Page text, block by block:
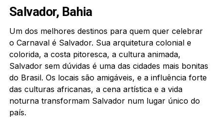
Salvador, Bahia
Um dos melhores destinos para quem quer celebrar
o Carnaval é Salvador. Sua arquitetura colonial e
colorida, a costa pitoresca, a cultura animada,
Salvador sem dúvidas é uma das cidades mais bonitas
do Brasil. Os locais são amigáveis, e a influência forte
das culturas africanas, a cena artística e a vida
noturna transformam Salvador num lugar único do
país.